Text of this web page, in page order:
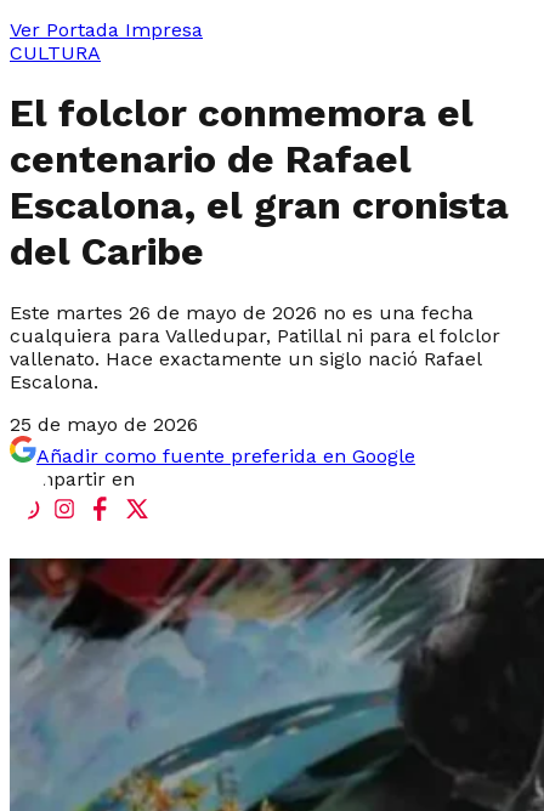
Ver Portada Impresa
CULTURA
El folclor conmemora el
centenario de Rafael
Escalona, el gran cronista
del Caribe
Este martes 26 de mayo de 2026 no es una fecha
cualquiera para Valledupar, Patillal ni para el folclor
vallenato. Hace exactamente un siglo nació Rafael
Escalona.
25 de mayo de 2026
Añadir como fuente preferida en Google
Compartir en